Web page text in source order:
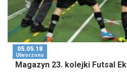
05.05.18
Utworzono
Magazyn 23. kolejki Futsal